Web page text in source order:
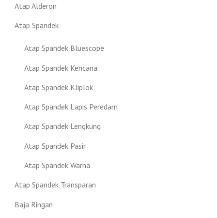
Atap Alderon
Atap Spandek
Atap Spandek Bluescope
Atap Spandek Kencana
Atap Spandek Kliplok
Atap Spandek Lapis Peredam
Atap Spandek Lengkung
Atap Spandek Pasir
Atap Spandek Warna
Atap Spandek Transparan
Baja Ringan